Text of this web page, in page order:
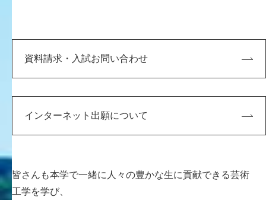
資料請求・入試お問い合わせ
インターネット出願について
互いの相手を重ね合わせた領域で
ともに影響し合いながら人々の豊かな生に貢献すること
が強く求められます。
げてきた神戸芸術工科大学には、
皆さんも本学で一緒に人々の豊かな生に貢献できる芸術
工学を学び、